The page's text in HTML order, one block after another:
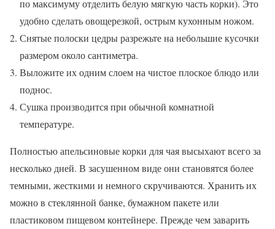
по максимуму отделить белую мягкую часть корки). Это
удобно сделать овощерезкой, острым кухонным ножом.
Снятые полоски цедры разрежьте на небольшие кусочки
размером около сантиметра.
Выложите их одним слоем на чистое плоское блюдо или
поднос.
Сушка производится при обычной комнатной
температуре.
Полностью апельсиновые корки для чая высыхают всего за
несколько дней. В засушенном виде они становятся более
темными, жесткими и немного скручиваются. Хранить их
можно в стеклянной банке, бумажном пакете или
пластиковом пищевом контейнере. Прежде чем заварить